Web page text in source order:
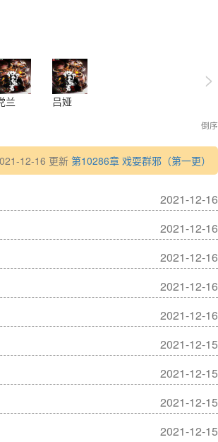
兰 吕娅
>
倒序
12-16 更新第10286章 戏耍群邪（第一更）
2021-12-16
2021-12-16
2021-12-16
2021-12-16
2021-12-16
2021-12-15
2021-12-15
2021-12-15
2021-12-15